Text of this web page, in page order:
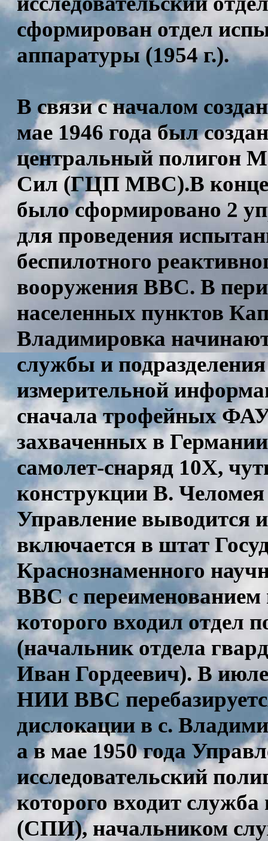
сформирован отдел
аппаратуры (1954 г.).
В связи с началом
мае 1946 года был
центральный полигон
Сил (ГЦП МВС).В конце
было сформировано 2
для проведения
беспилотного
вооружения ВВС. В
населенных пунктов
Владимировка
службы и
измерительной
сначала трофейных
захваченных в
самолет-снаряд 10Х,
конструкции В. Челомея
Управление
включается в штат
Краснознаменного
ВВС с переименованием
которого входил отдел
(начальник отдела
Иван Гордеевич). В
НИИ ВВС
дислокации в с.
а в мае 1950 года
исследовательский
которого входит
(СПИ), начальником